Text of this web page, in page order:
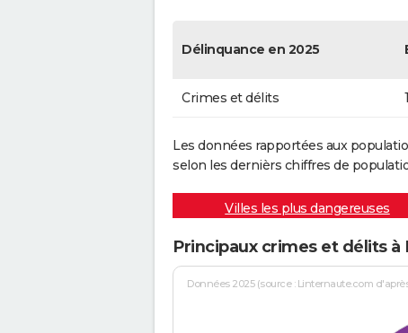
Délinquance en 2025
Crimes et délits
Les données rapportées aux
selon les dernièrs chiffres de
Villes les plus dangereuses
Principaux crimes et délits
Données 2025 (source : Linternaute.com